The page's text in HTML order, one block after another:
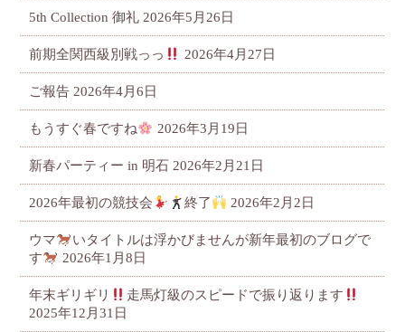
5th Collection 御礼 2026年5月26日
前期全関西級別戦っっ 2026年4月27日
ご報告 2026年4月6日
もうすぐ春ですね 2026年3月19日
新春パーティー in 明石 2026年2月21日
2026年最初の競技会 終了 2026年2月2日
ウマ
いタイトルは浮かびませんが新年最初のブログで
す
2026年1月8日
年末ギリギリ
走馬灯級のスピードで振り返ります
2025年12月31日